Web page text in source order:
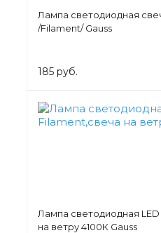
Лампа светодиодная
/Filament/ Gauss
185 руб.
Лампа светодиодная LED
на ветру 4100К Gauss